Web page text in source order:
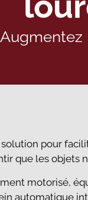
Augmentez
pour
que les objets
motorisé,
automatique